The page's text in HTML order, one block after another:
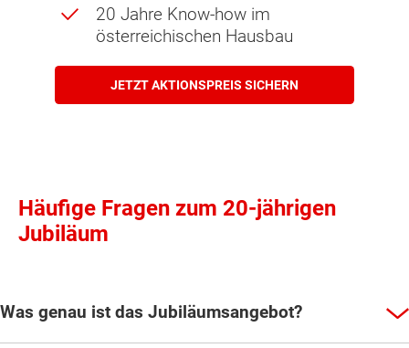
20 Jahre Know-how im
österreichischen Hausbau
JETZT AKTIONSPREIS SICHERN
Häufige Fragen zum 20-jährigen
Jubiläum
Was genau ist das Jubiläumsangebot?